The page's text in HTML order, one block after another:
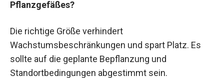
Pflanzgefäßes?
Die richtige Größe verhindert
Wachstumsbeschränkungen und spart Platz. Es
sollte auf die geplante Bepflanzung und
Standortbedingungen abgestimmt sein.